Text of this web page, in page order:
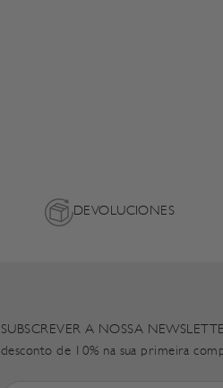
DEVOLUCIONES
SUBSCREVER A NOSSA
desconto de 10% na sua primeira